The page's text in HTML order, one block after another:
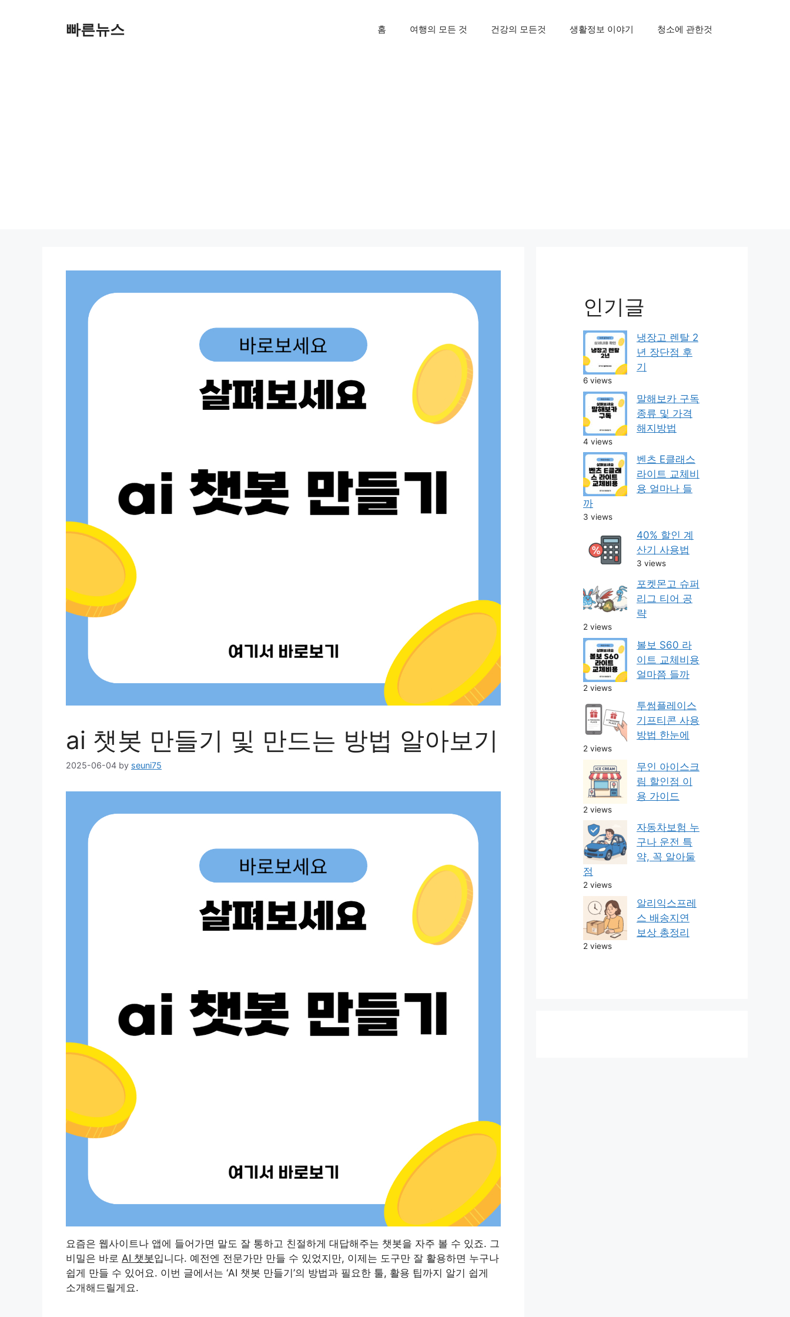
빠른뉴스 홈 여행의 모든 것 건강의 모든것 생활정보 이야기 청소에 관한것
ai 챗봇 만들기 및 만드는 방법 알아보기
2025-06-04 by seuni75
요즘은 웹사이트나 앱에 들어가면 말도 잘 통하고 친절하게 대답해주는 챗봇을 자주 볼 수 있죠. 그
비밀은 바로 AI 챗봇입니다. 예전엔 전문가만 만들 수 있었지만, 이제는 도구만 잘 활용하면 누구나
쉽게 만들 수 있어요. 이번 글에서는 ‘AI 챗봇 만들기’의 방법과 필요한 툴, 활용 팁까지 알기 쉽게
소개해드릴게요.
인기글
냉장고 렌탈 2
년 장단점 후
기
6 views
말해보카 구독
종류 및 가격
해지방법
4 views
벤츠 E클래스
라이트 교체비
용 얼마나 들
까
3 views
40% 할인 계
산기 사용법
3 views
포켓몬고 슈퍼
리그 티어 공
략
2 views
볼보 S60 라
이트 교체비용
얼마쯤 들까
2 views
투썸플레이스
기프티콘 사용
방법 한눈에
2 views
무인 아이스크
림 할인점 이
용 가이드
2 views
자동차보험 누
구나 운전 특
약, 꼭 알아둘
점
2 views
알리익스프레
스 배송지연
보상 총정리
2 views